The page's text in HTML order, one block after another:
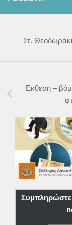
Στ.
Εκθεση –
Συμπληρώστε